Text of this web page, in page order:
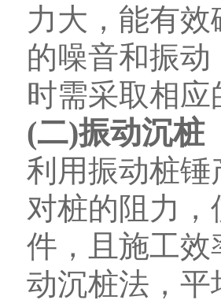
力大，能有
的噪音和振
时需采取相
(二)振动沉桩
利用振动桩
对桩的阻力
件，且施工
动沉桩法，平